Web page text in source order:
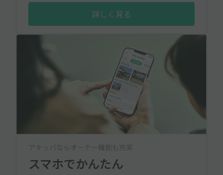
詳しく見る
アキッパならオーナー機能も充実
スマホでかんたん